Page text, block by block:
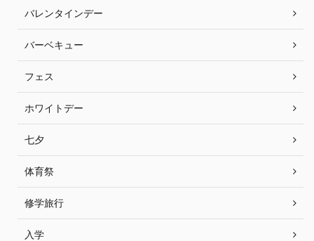
バレンタインデー
バーベキュー
フェス
ホワイトデー
七夕
体育祭
修学旅行
入学